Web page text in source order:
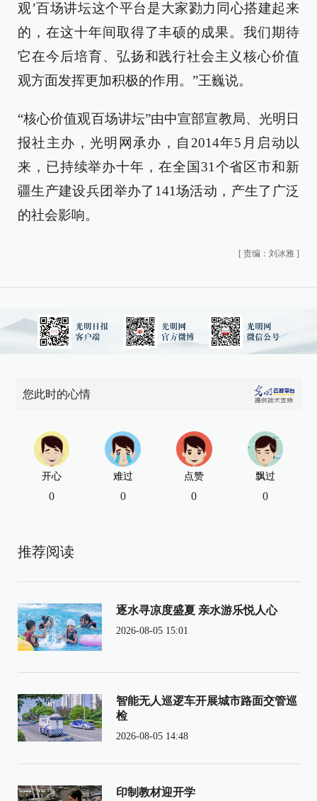
观’百场讲坛这个平台是大家勠力同心搭建起来
的，在这十年间取得了丰硕的成果。我们期待
它在今后培育、弘扬和践行社会主义核心价值
观方面发挥更加积极的作用。”王巍说。
“核心价值观百场讲坛”由中宣部宣教局、光明日
报社主办，光明网承办，自2014年5月启动以
来，已持续举办十年，在全国31个省区市和新
疆生产建设兵团举办了141场活动，产生了广泛
的社会影响。
[ 责编：刘冰雅 ]
您此时的心情
开心
0
难过
0
点赞
0
飘过
0
推荐阅读
逐水寻凉度盛夏 亲水游乐悦人心
2026-08-05 15:01
智能无人巡逻车开展城市路面交管巡
检
2026-08-05 14:48
印制教材迎开学